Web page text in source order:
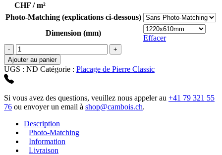
CHF / m²
Photo-Matching (explications ci-dessous)
Dimension (mm)
Effacer
quantité
de
Cobre
Ajouter au panier
UGS : ND Catégorie : Placage de Pierre Classic
Si vous avez des questions, veuillez nous appeler au +41 79 321 55
76 ou envoyer un email à shop@cambois.ch.
Description
Photo-Matching
Information
Livraison